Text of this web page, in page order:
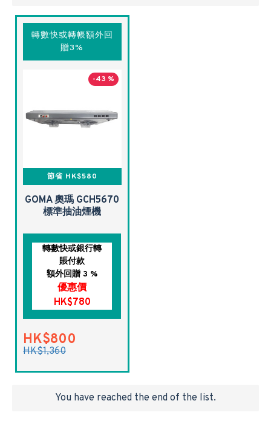
轉數快或轉帳額外回
贈3%
-43 %
節省 HK$580
GOMA 奧瑪 GCH5670
標準抽油煙機
轉數快或銀行轉
賬付款
額外回贈 3 %
優惠價
HK$780
HK$800
HK$1,360
You have reached the end of the list.